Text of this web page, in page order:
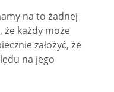
na to żadnej
że każdy może
założyć, że
na jego